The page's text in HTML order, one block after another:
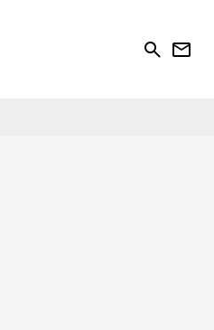
search newsletter